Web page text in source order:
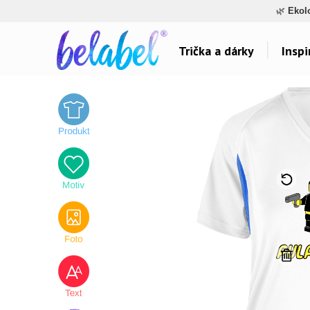
🌿
Trička a dárky
Dárky pro..
Dárky pro maminku
Dárky pro ségru
Dárky pro tátu
Dárky pro bráchu
Dárky pro partnera
Dárky pro partnerku
Inspirace na potisk
Hlášky
Humor
Hudba & Film
Autorská grafika